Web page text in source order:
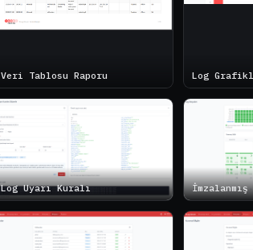
Veri Tablosu Raporu Log
Log Uyarı Kuralı